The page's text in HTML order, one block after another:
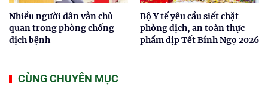
Nhiều người dân vẫn chủ
quan trong phòng chống
dịch bệnh
Bộ Y tế yêu cầu siết chặt
phòng dịch, an toàn thực
phẩm dịp Tết Bính Ngọ 2026
CÙNG CHUYÊN MỤC